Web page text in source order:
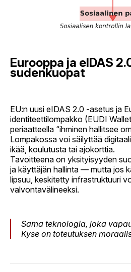
Eurooppa ja eIDAS
sudenkuopat
EU:n uusi eIDAS 2.0 -asetus ja
identiteettilompakko (EUDI
periaatteella “ihminen hallitsee
Lompakossa voi säilyttää
ikää, koulutusta tai ajokorttia.
Tavoitteena on yksityisyyden
ja käyttäjän hallinta — mutta jos
lipsuu, keskitetty infrastruktuuri
valvontavälineeksi.
Sama teknologia, joka
Kyse on toteutuksen